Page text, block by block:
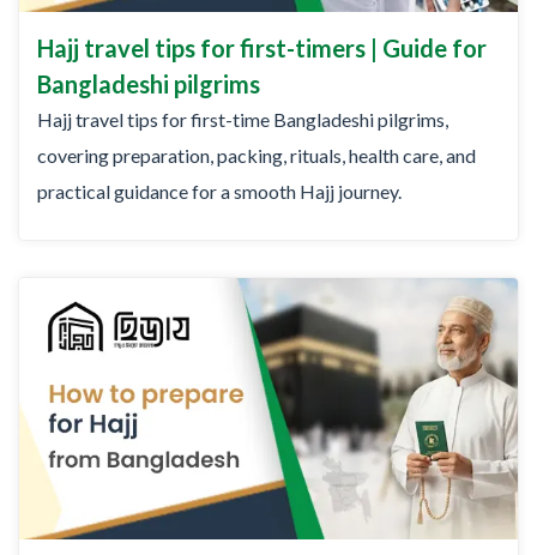
Hajj travel tips for first-timers | Guide for
Bangladeshi pilgrims
Hajj travel tips for first-time Bangladeshi pilgrims,
covering preparation, packing, rituals, health care, and
practical guidance for a smooth Hajj journey.